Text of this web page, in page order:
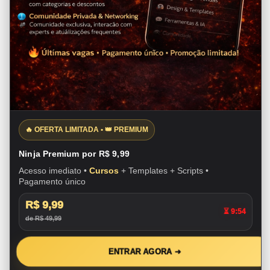
🔥 OFERTA LIMITADA • 👑 PREMIUM
Ninja Premium por R$ 9,99
Acesso imediato • Cursos + Templates + Scripts •
Pagamento único
R$ 9,99
de R$ 49,99
⏳ 9:53
ENTRAR AGORA ➜